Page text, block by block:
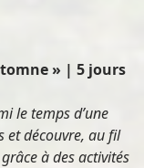
» | 5 jours
le temps d’une
et découvre, au fil
à des activités